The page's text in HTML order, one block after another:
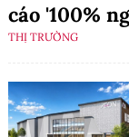
cáo '100%
THỊ TRƯỜNG